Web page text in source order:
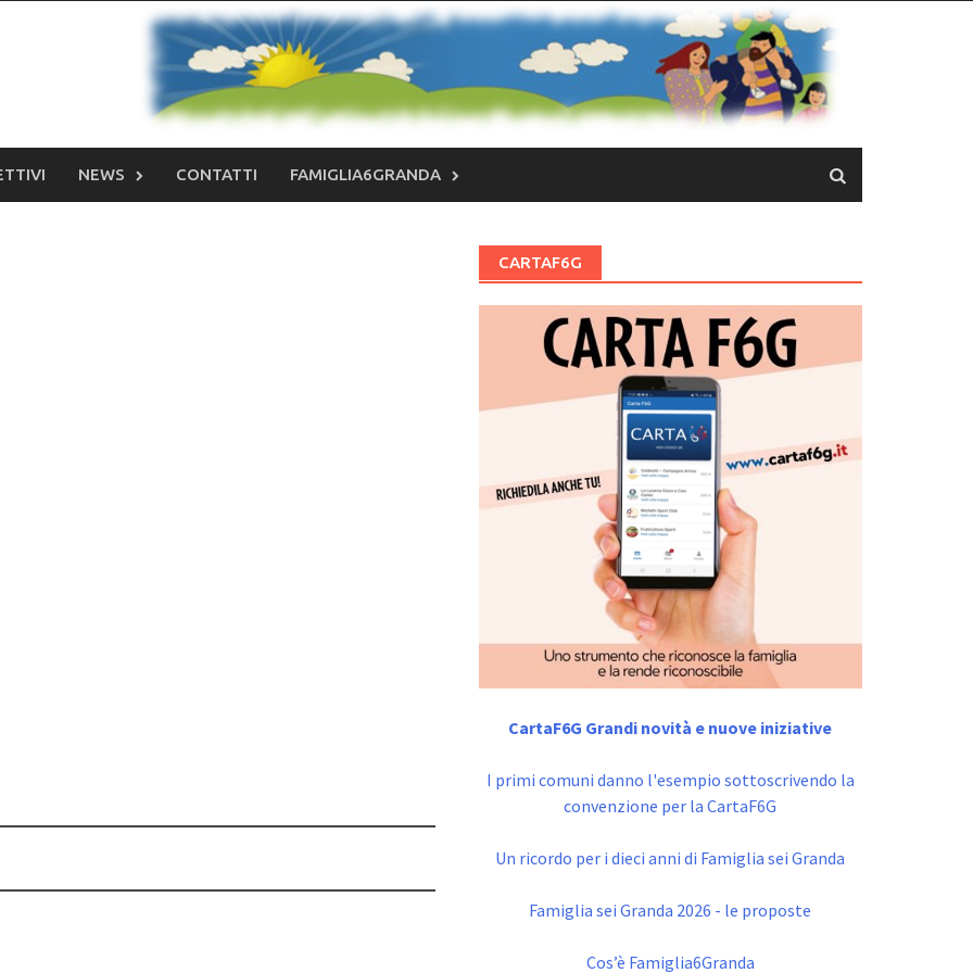
NEWS CONTATTI FAMIGLIA6GRANDA
CARTAF6G
CartaF6G Grandi novità e nuove iniziative
I primi comuni danno l'esempio sottoscrivendo la
convenzione per la CartaF6G
Un ricordo per i dieci anni di Famiglia sei Granda
Famiglia sei Granda 2026 - le proposte
Cos’è Famiglia6Granda